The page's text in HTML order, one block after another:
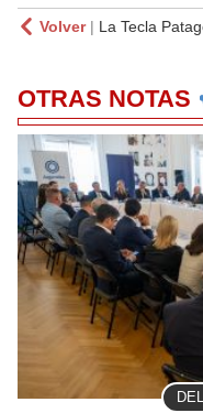
Volver| La Tecla
OTRAS NOTAS